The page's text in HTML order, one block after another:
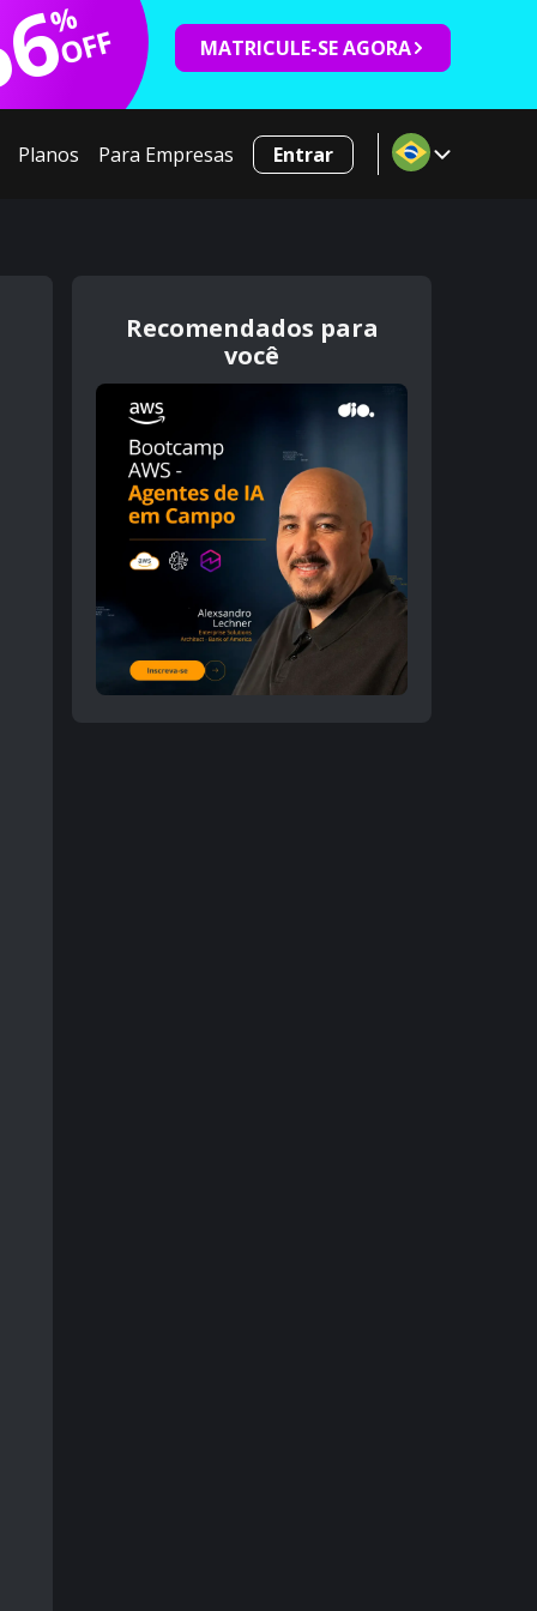
%
OFF MATRICULE-SE AGORA
Planos Para Empresas Entrar
Recomendados para
você